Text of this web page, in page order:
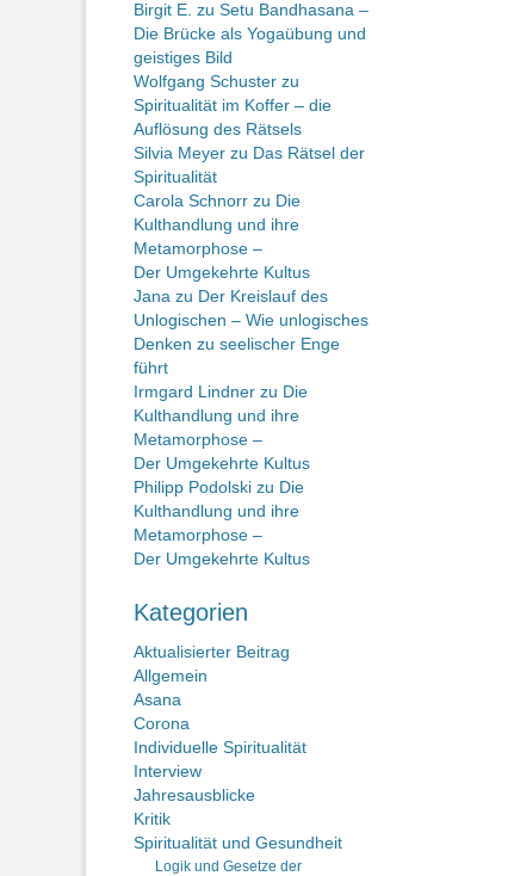
Birgit E. zu Setu Bandhasana –
Die Brücke als Yogaübung und
geistiges Bild
Wolfgang Schuster zu
Spiritualität im Koffer – die
Auflösung des Rätsels
Silvia Meyer zu Das Rätsel der
Spiritualität
Carola Schnorr zu Die
Kulthandlung und ihre
Metamorphose –
Der Umgekehrte Kultus
Jana zu Der Kreislauf des
Unlogischen – Wie unlogisches
Denken zu seelischer Enge
führt
Irmgard Lindner zu Die
Kulthandlung und ihre
Metamorphose –
Der Umgekehrte Kultus
Philipp Podolski zu Die
Kulthandlung und ihre
Metamorphose –
Der Umgekehrte Kultus
Kategorien
Aktualisierter Beitrag
Allgemein
Asana
Corona
Individuelle Spiritualität
Interview
Jahresausblicke
Kritik
Spiritualität und Gesundheit
Logik und Gesetze der